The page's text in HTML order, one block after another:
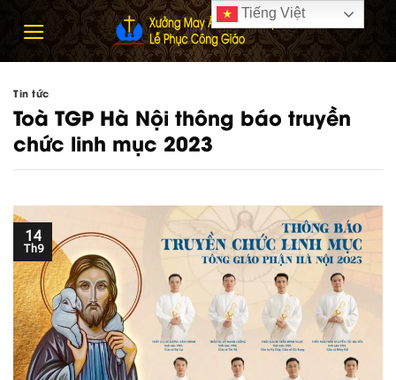
Tin tức
Toà TGP Hà Nội thông báo truyền
chức linh mục 2023
14
Th9
Tiếng Việt